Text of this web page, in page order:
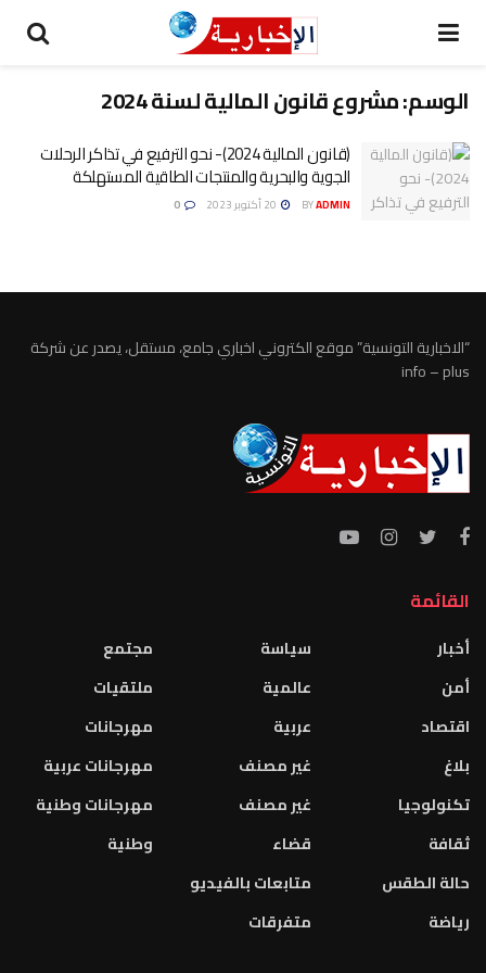
الوسم:مشروع قانون المالية لسنة 2024
(قانون المالية 2024)- نحو الترفيع في تذاكر الرحلات
الجوية والبحرية والمنتجات الطاقية المستهلكة
BYADMIN
“الاخبارية التونسية” موقع الكتروني اخباري جامع، مستقل، يصدر عن شركة
info – plus
القائمة
أخبار
أمن
اقتصاد
بلاغ
تكنولوجيا
ثقافة
حالة الطقس
رياضة
سياسة
عالمية
عربية
غير مصنف
غير مصنف
قضاء
متابعات بالفيديو
متفرقات
مجتمع
ملتقيات
مهرجانات
مهرجانات عربية
مهرجانات وطنية
وطنية